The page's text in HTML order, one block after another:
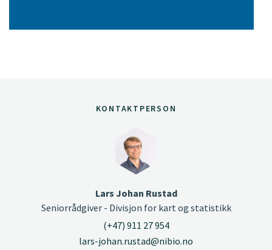
KONTAKTPERSON
Lars Johan Rustad
Seniorrådgiver - Divisjon for kart og statistikk
(+47) 911 27 954
lars-johan.rustad@nibio.no